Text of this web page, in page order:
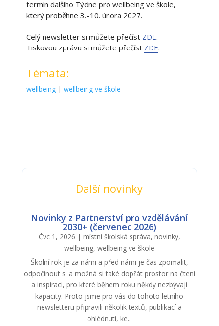
termín dalšího Týdne pro wellbeing ve škole,
který proběhne 3.–10. února 2027.
Celý newsletter si můžete přečíst ZDE.
Tiskovou zprávu si můžete přečíst ZDE.
Témata:
wellbeing| wellbeing ve škole
Další novinky
Novinky z Partnerství pro vzdělávání
2030+ (červenec 2026)
Čvc 1, 2026 | místní školská správa, novinky,
wellbeing,wellbeing ve škole
Školní rok je za námi a před námi je čas zpomalit,
odpočinout si a možná si také dopřát prostor na čtení
a inspiraci, pro které během roku někdy nezbývají
kapacity. Proto jsme pro vás do tohoto letního
newsletteru připravili několik textů, publikací a
ohlédnutí, ke...